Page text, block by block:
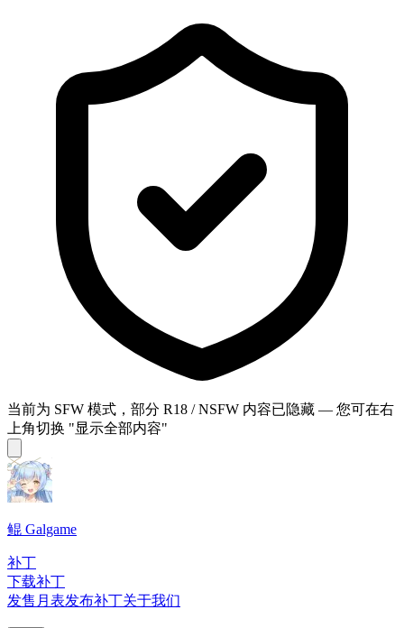
当前为 SFW 模式，部分 R18 / NSFW 内容已隐藏 — 您可在右
上角切换 "显示全部内容"
鲲 Galgame
补丁
下载补丁
发售月表发布补丁关于我们